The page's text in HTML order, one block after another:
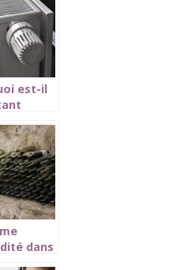
est-il
dans